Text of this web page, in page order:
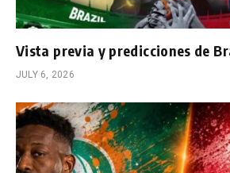
Vista previa y predicciones de
JULY 6, 2026